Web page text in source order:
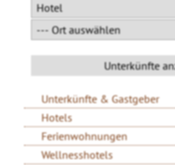
Unterkünfte & Gastgeber
Hotels
Ferienwohnungen
Wellnesshotels